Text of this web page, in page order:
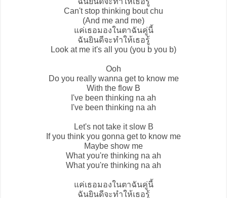
Can't stop thinking bout chu
(And me and me)
แค่เธอมองในตาฉันคู่นี้
ฉันยินดีจะทำให้เธอรู้
Look at me it's all you (you b you b)
Ooh
Do you really wanna get to know me
With the flow B
I've been thinking na ah
I've been thinking na ah
Let's not take it slow B
If you think you gonna get to know me
Maybe show me
What you're thinking na ah
What you're thinking na ah
แค่เธอมองในตาฉันคู่นี้
ฉันยินดีจะทำให้เธอรู้